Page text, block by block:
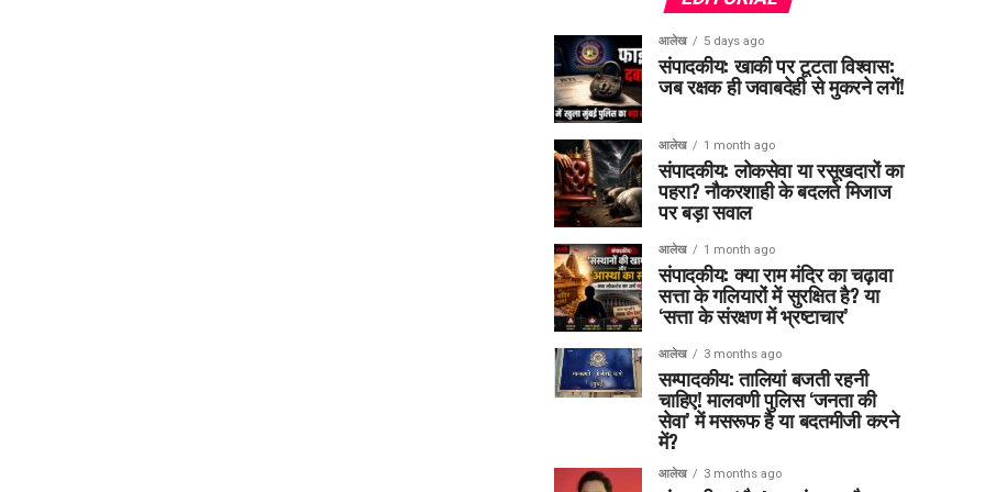
आलेख 5 days ago
संपादकीय: खाकी पर टूटता विश्वास:
जब रक्षक ही जवाबदेही से मुकरने लगें!
आलेख 1 month ago
संपादकीय: लोकसेवा या रसूखदारों का
पहरा? नौकरशाही के बदलते मिजाज
पर बड़ा सवाल
आलेख 1 month ago
संपादकीय: क्या राम मंदिर का चढ़ावा
सत्ता के गलियारों में सुरक्षित है? या
‘सत्ता के संरक्षण में भ्रष्टाचार’
आलेख 3 months ago
सम्पादकीय: तालियां बजती रहनी
चाहिए! मालवणी पुलिस ‘जनता की
सेवा’ में मसरूफ है या बदतमीजी करने
में?
आलेख 3 months ago